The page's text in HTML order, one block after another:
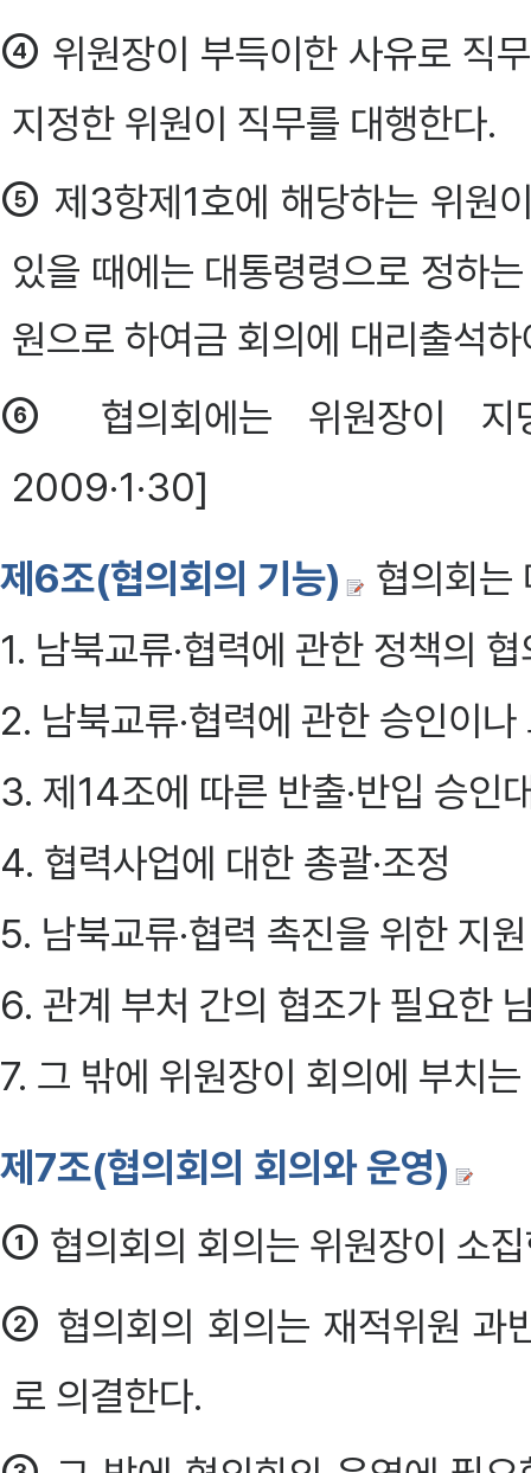
④ 위원장이 부득이한 사유로 직
지정한 위원이 직무를 대행한다.
⑤ 제3항제1호에 해당하는 위원
있을 때에는 대통령령으로 정하
원으로 하여금 회의에 대리출석
⑥
협의회에는 위원장이
2009·1·30]
제6조(협의회의 기능)
협의회는
1. 남북교류·협력에 관한 정책의
2. 남북교류·협력에 관한 승인이
3. 제14조에 따른 반출·반입 승인
4. 협력사업에 대한 총괄·조정
5. 남북교류·협력 촉진을 위한 지원
6. 관계 부처 간의 협조가 필요한
7. 그 밖에 위원장이 회의에 부치
제7조(협의회의 회의와 운영)
① 협의회의 회의는 위원장이 소
② 협의회의 회의는 재적위원 과
로 의결한다.